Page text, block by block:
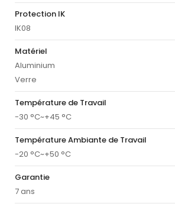
Protection IK
IK08
Matériel
Aluminium
Verre
Température de Travail
-30 °C~+45 °C
Température Ambiante de Travail
-20 °C~+50 °C
Garantie
7 ans